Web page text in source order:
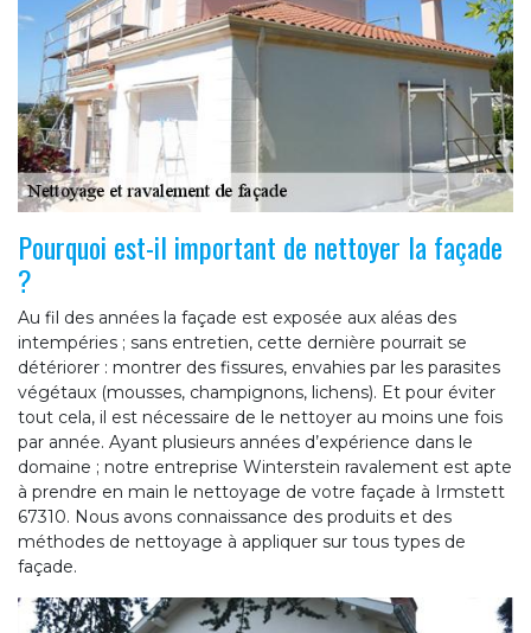
Pourquoi est-il important de nettoyer la façade
?
Au fil des années la façade est exposée aux aléas des
intempéries ; sans entretien, cette dernière pourrait se
détériorer : montrer des fissures, envahies par les parasites
végétaux (mousses, champignons, lichens). Et pour éviter
tout cela, il est nécessaire de le nettoyer au moins une fois
par année. Ayant plusieurs années d’expérience dans le
domaine ; notre entreprise Winterstein ravalement est apte
à prendre en main le nettoyage de votre façade à Irmstett
67310. Nous avons connaissance des produits et des
méthodes de nettoyage à appliquer sur tous types de
façade.